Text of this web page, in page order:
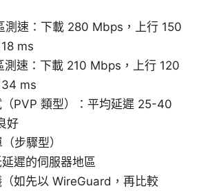
測速：下載 280 Mbps，上行 150
ms
測速：下載 210 Mbps，上行 120
ms
PVP 類型）：平均延遲 25-40
好
步驟型）
遲的伺服器地區
如先以 WireGuard，再比較